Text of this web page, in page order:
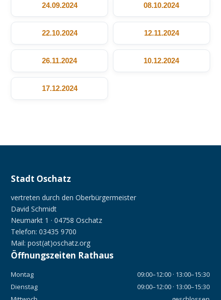
24.09.2024 08.10.2024
22.10.2024 12.11.2024
26.11.2024 10.12.2024
17.12.2024
Stadt Oschatz
vertreten durch den Oberbürgermeister
David Schmidt
Neumarkt 1 · 04758 Oschatz
Telefon: 03435 9700
Mail: post(at)oschatz.org
Öffnungszeiten Rathaus
Montag
09:00–12:00 · 13:00–15:30
Dienstag
09:00–12:00 · 13:00–15:30